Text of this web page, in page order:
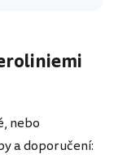
nebo
a doporučení: